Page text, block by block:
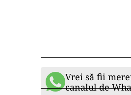
Vrei să fii
canalul de